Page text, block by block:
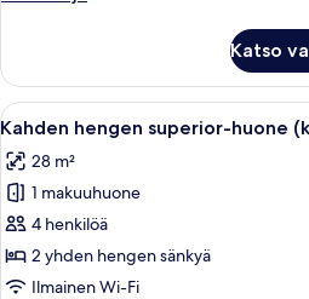
(King,
26
sqm)
Katso
Avaa
kaikki
huonetyypin
Kahden
hengen
superior-
huone
12
Kahden hengen superior-huone
28 m²
1 makuuhuone
4 henkilöä
2 yhden hengen sänkyä
Ilmainen Wi-Fi